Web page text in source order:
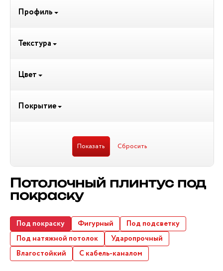
Профиль
Текстура
Цвет
Покрытие
Потолочный плинтус под
покраску
Под покраску Фигурный
Под подсветку
Под натяжной потолок
Ударопрочный
Влагостойкий
С кабель-каналом